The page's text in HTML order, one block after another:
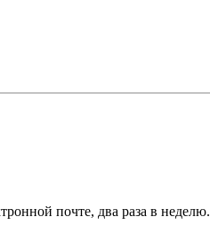
почте, два раза в неделю.